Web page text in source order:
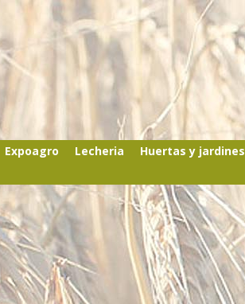
Expoagro Lecheria Huertas y jardines